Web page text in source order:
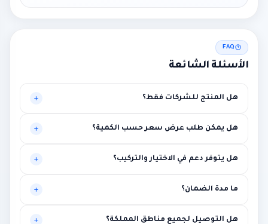
FAQ
الأسئلة الشائعة
هل المنتج للشركات فقط؟
مستوى أعلى من الاستقرار.
هل يمكن طلب عرض سعر حسب الكمية؟
هل يتوفر دعم في الاختيار والتركيب؟
ما مدة الضمان؟
هل التوصيل لجميع مناطق المملكة؟